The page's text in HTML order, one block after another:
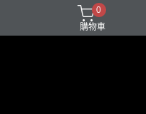
0
購物車